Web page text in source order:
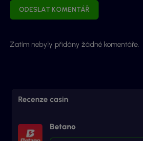
ODESLAT KOMENTÁŘ
Zatím nebyly přidány žádné komentáře.
Recenze casin
Betano